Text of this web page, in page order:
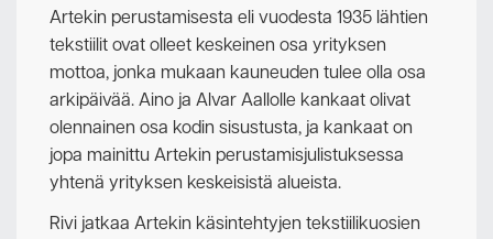
Artekin perustamisesta eli vuodesta 1935 lähtien
tekstiilit ovat olleet keskeinen osa yrityksen
mottoa, jonka mukaan kauneuden tulee olla osa
arkipäivää. Aino ja Alvar Aallolle kankaat olivat
olennainen osa kodin sisustusta, ja kankaat on
jopa mainittu Artekin perustamisjulistuksessa
yhtenä yrityksen keskeisistä alueista.
Rivi jatkaa Artekin käsintehtyjen tekstiilikuosien